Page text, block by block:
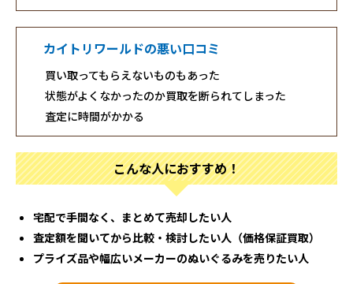
カイトリワールドの悪い口コミ
買い取ってもらえないものもあった
状態がよくなかったのか買取を断られてしまった
査定に時間がかかる
こんな人におすすめ！
宅配で手間なく、まとめて売却したい人
査定額を聞いてから比較・検討したい人（価格保証買取）
プライズ品や幅広いメーカーのぬいぐるみを売りたい人